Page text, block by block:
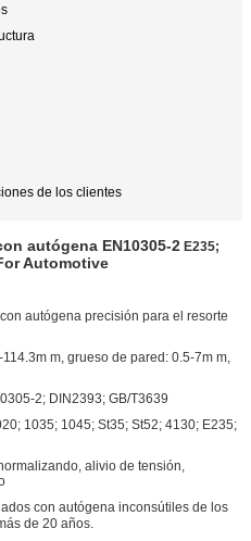
de los clientes
autógena EN10305-2 E235;
Automotive
autógena precisión para el resorte
m, grueso de pared: 0.5-7m m,
2; DIN2393; GB/T3639
1035; 1045; St35; St52; 4130; E235;
alivio de tensión,
con autógena inconsútiles de los
de 20 años.